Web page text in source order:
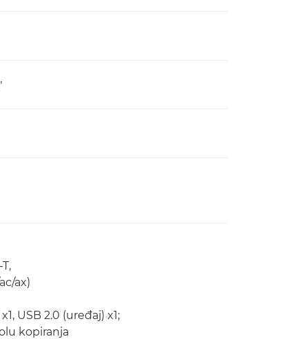
ax)
USB 2.0 (uređaj) x1;
kopiranja